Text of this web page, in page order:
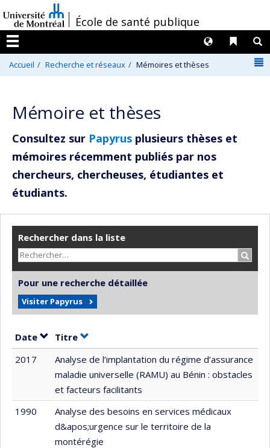
au
contenu
/École de santé publique
Menu
Liens
Langues
Accueil Recherche et réseaux Mémoires et thèses
Mémoire et thèses
Consultez sur Papyrus plusieurs thèses et
mémoires récemment publiés par nos
chercheurs, chercheuses, étudiantes et
étudiants.
Rechercher dans la liste
Pour une recherche détaillée
Visiter Papyrus
Date Trier par date en ordre croissant
Titre Trier par titre en ordre croissant
2017
Analyse de l’implantation du régime d’assurance
maladie universelle (RAMU) au Bénin : obstacles
et facteurs facilitants
1990
Analyse des besoins en services médicaux
d&apos;urgence sur le territoire de la
montérégie